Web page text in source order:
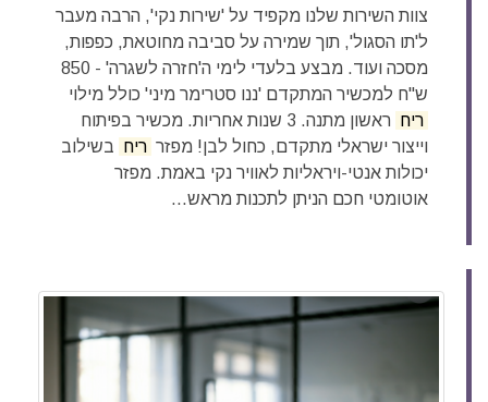
צוות השירות שלנו מקפיד על 'שירות נקי', הרבה מעבר
ל'תו הסגול', תוך שמירה על סביבה מחוטאת, כפפות,
מסכה ועוד. מבצע בלעדי לימי ה'חזרה לשגרה' - 850
ש"ח למכשיר המתקדם 'ננו סטרימר מיני' כולל מילוי
ריח
ראשון מתנה. 3 שנות אחריות. מכשיר בפיתוח
וייצור ישראלי מתקדם, כחול לבן! מפזר ריח בשילוב
יכולות אנטי-ויראליות לאוויר נקי באמת. מפזר
אוטומטי חכם הניתן לתכנות מראש...